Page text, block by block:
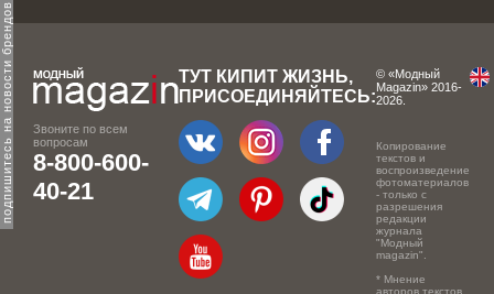
подпишитесь на новости брендов
Звоните по всем
вопросам
8-800-600-
40-21
ТУТ КИПИТ ЖИЗНЬ,
ПРИСОЕДИНЯЙТЕСЬ:
© «Модный
Magazin» 2016-
2026.
Копирование
текстов и
воспроизведение
фотоматериалов
- только с
разрешения
редакции
журнала
"Модный
magazin".
* Мнение
авторов текстов